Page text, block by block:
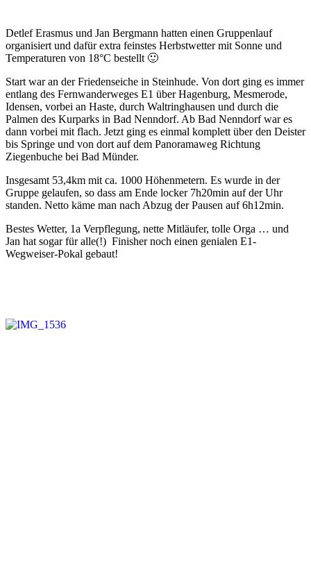
Detlef Erasmus und Jan Bergmann hatten einen Gruppenlauf
organisiert und dafür extra feinstes Herbstwetter mit Sonne und
Temperaturen von 18°C bestellt 🙂
Start war an der Friedenseiche in Steinhude. Von dort ging es immer
entlang des Fernwanderweges E1 über Hagenburg, Mesmerode,
Idensen, vorbei an Haste, durch Waltringhausen und durch die
Palmen des Kurparks in Bad Nenndorf. Ab Bad Nenndorf war es
dann vorbei mit flach. Jetzt ging es einmal komplett über den Deister
bis Springe und von dort auf dem Panoramaweg Richtung
Ziegenbuche bei Bad Münder.
Insgesamt 53,4km mit ca. 1000 Höhenmetern. Es wurde in der
Gruppe gelaufen, so dass am Ende locker 7h20min auf der Uhr
standen. Netto käme man nach Abzug der Pausen auf 6h12min.
Bestes Wetter, 1a Verpflegung, nette Mitläufer, tolle Orga … und
Jan hat sogar für alle(!) Finisher noch einen genialen E1-
Wegweiser-Pokal gebaut!